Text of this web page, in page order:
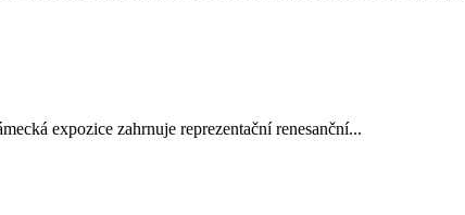
expozice zahrnuje reprezentační renesanční...